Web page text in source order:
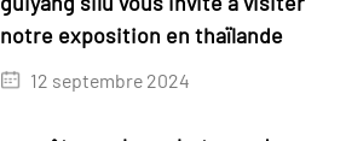
notre exposition en thaïlande
12 septembre 2024